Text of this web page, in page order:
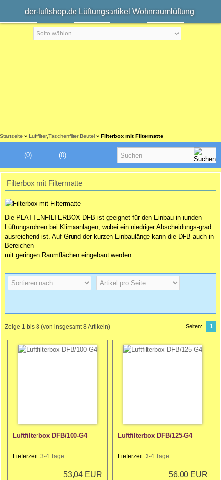
der-luftshop.de Lüftungsartikel Wohnraumlüftung
Startseite » Luftfilter,Taschenfilter,Beutel » Filterbox mit Filtermatte
(0)
(0)
Filterbox mit Filtermatte
Die PLATTENFILTERBOX DFB ist geeignet für den Einbau in runden
Lüftungsrohren bei Klimaanlagen, wobei ein niedriger Abscheidungs-grad
ausreichend ist. Auf Grund der kurzen Einbaulänge kann die DFB auch in
Bereichen
mit geringen Raumflächen eingebaut werden.
Zeige 1 bis 8 (von insgesamt8 Artikeln) Seiten: 1
Luftfilterbox DFB/100-G4
Lieferzeit: 3-4 Tage
53,04 EUR
Luftfilterbox DFB/125-G4
Lieferzeit:3-4 Tage
56,00 EUR